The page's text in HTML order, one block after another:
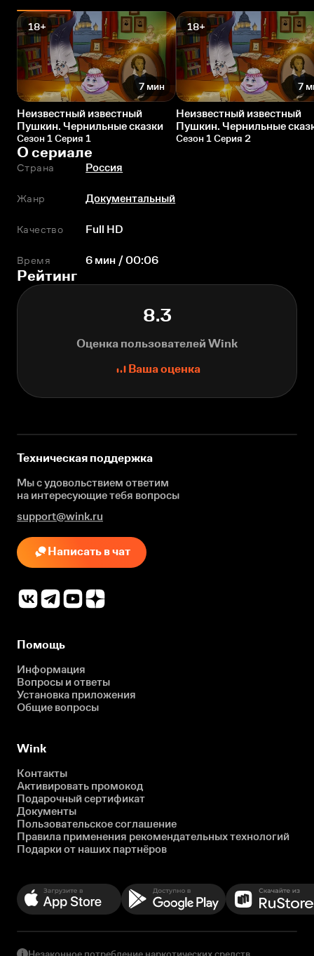
18+
7 мин
Неизвестный известный
Пушкин. Чернильные сказки
Сезон 1 Серия 1
18+
7
Неизвестный известный
Пушкин. Чернильные
Сезон 1 Серия 2
О сериале
Страна Россия
Жанр Документальный
Качество Full HD
Время 6 мин / 00:06
Рейтинг
8.3
Оценка пользователей Wink
Ваша оценка
Техническая поддержка
Мы с удовольствием ответим
на интересующиетебя вопросы
support@wink.ru
Написать в чат
Помощь
Информация
Вопросы и ответы
Установка приложения
Общие вопросы
Wink
Контакты
Активировать промокод
Подарочный сертификат
Документы
Пользовательское соглашение
Правила применения рекомендательных технологий
Подарки от наших партнёров